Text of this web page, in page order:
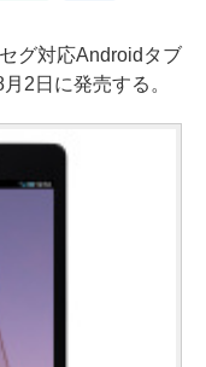
グ対応Androidタブ
2日に発売する。